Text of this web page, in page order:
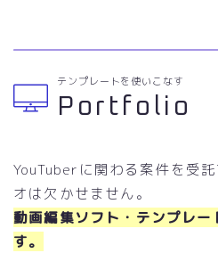
テンプレートを使いこなす
Portfolio
YouTuberに関わる案件を受
オは欠かせません。
動画編集ソフト・テンプレ
す。